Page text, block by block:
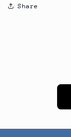
Share